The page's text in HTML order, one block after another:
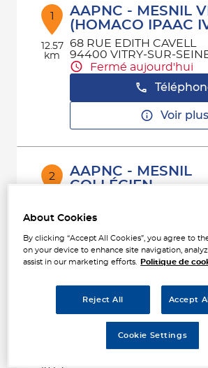
Particuliers
Contact
1
12.57
km
AAPNC - MESNIL
(HOMACO IPAAC
68 RUE EDITH CAVELL
94400 VITRY-SUR-
Fermé aujourd'hui
Voir plus
2
km
AAPNC - MESNIL
COLLÉGIEN
77090 COLLEGIEN
AAPNC - MESNIL
VILLEMOISSON
About Cookies
By clicking “Accept All Cookies”, you agree to
on your device to enhance site navigation,
assist in our marketing efforts.
Politique de
Reject All Accept
Cookie Settings